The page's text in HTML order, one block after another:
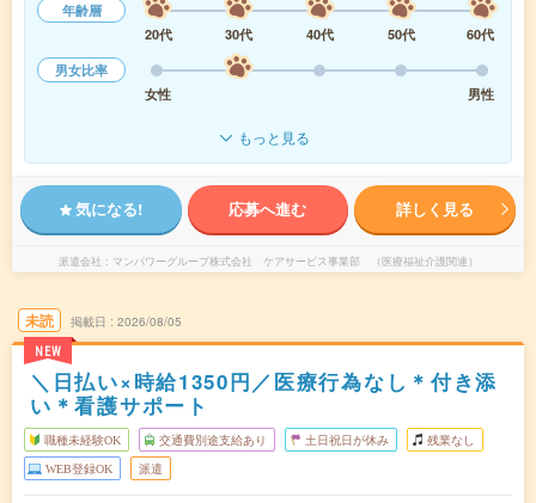
年齢層
20代
30代 40代 50代
60代
男女比率
女性
男性
もっと見る
気になる! 応募へ進む 詳しく見る
派遣会社 マンパワーグループ株式会社 ケアサービス事業部 （医療福祉介護関連）
未読
NEW
掲載日 2026/08/05
＼日払い×時給1350円／医療行為なし＊付き添
い＊看護サポート
職種未経験OK 交通費別途支給あり 土日祝日が休み 残業なし
WEB登録OK 派遣